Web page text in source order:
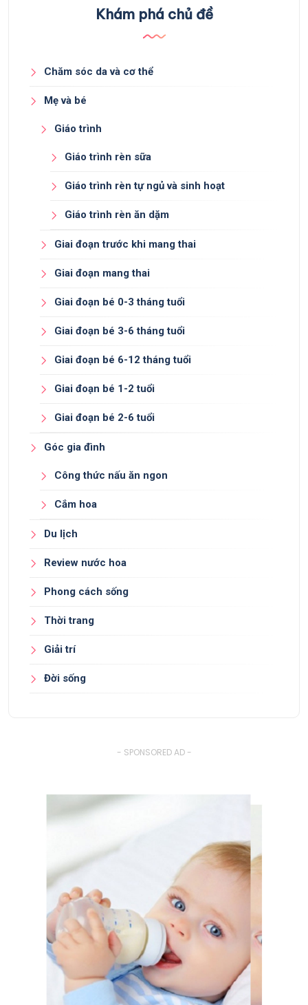
Khám phá chủ đề
Chăm sóc da và cơ thể
Mẹ và bé
Giáo trình
Giáo trình rèn sữa
Giáo trình rèn tự ngủ và sinh hoạt
Giáo trình rèn ăn dặm
Giai đoạn trước khi mang thai
Giai đoạn mang thai
Giai đoạn bé 0-3 tháng tuổi
Giai đoạn bé 3-6 tháng tuổi
Giai đoạn bé 6-12 tháng tuổi
Giai đoạn bé 1-2 tuổi
Giai đoạn bé 2-6 tuổi
Góc gia đình
Công thức nấu ăn ngon
Cắm hoa
Du lịch
Review nước hoa
Phong cách sống
Thời trang
Giải trí
Đời sống
- SPONSORED AD -